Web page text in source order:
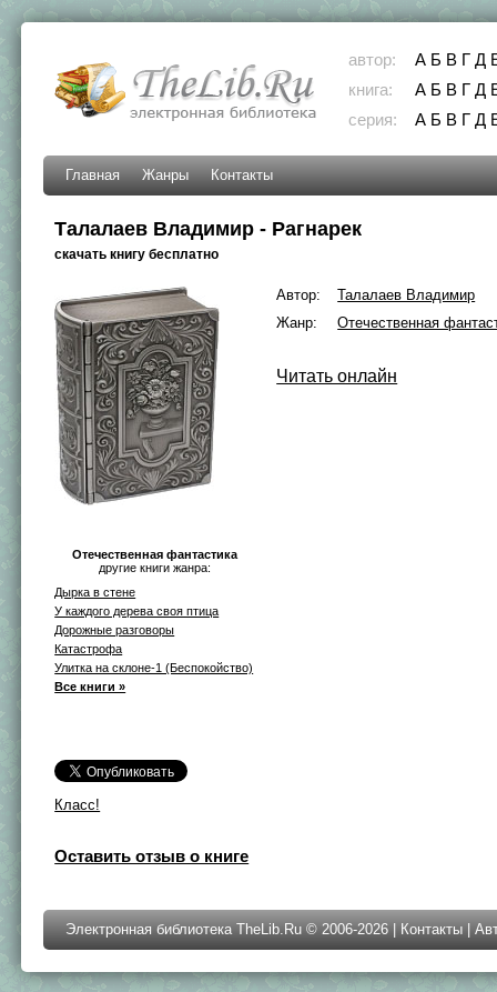
автор: А Б В Г Д
книга:
А Б В Г Д
серия:
А Б В Г Д
Главная Жанры Контакты
Талалаев Владимир - Рагнарек
скачать книгу бесплатно
Отечественная фантастика
другие книги жанра:
Дырка в стене
У каждого дерева своя птица
Дорожные разговоры
Катастрофа
Улитка на склоне-1 (Беспокойство)
Все книги »
Класс!
Автор:
Талалаев Владимир
Жанр:
Отечественная
Читать онлайн
Оставить отзыв о книге
Электронная библиотека TheLib.Ru © 2006-2026 | Контакты |